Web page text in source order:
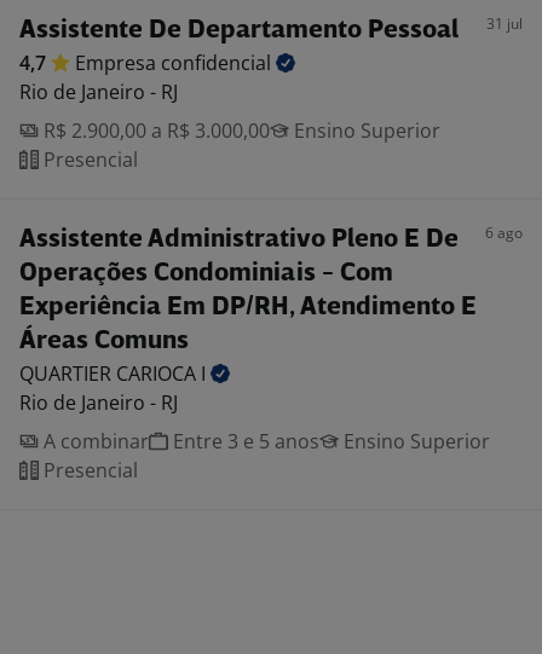
Assistente De Departamento Pessoal 31 jul
4,7 Empresa confidencial
Rio de Janeiro - RJ
R$ 2.900,00 a R$ 3.000,00
Ensino Superior
Presencial
Assistente Administrativo Pleno E De
Operações Condominiais - Com
Experiência Em DP/RH, Atendimento E
Áreas Comuns
6 ago
QUARTIER CARIOCA I
Rio de Janeiro - RJ
A combinar
Entre 3 e 5 anos
Ensino Superior
Presencial